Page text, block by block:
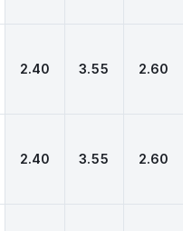
2.40 3.55 2.60
2.40 3.55 2.60